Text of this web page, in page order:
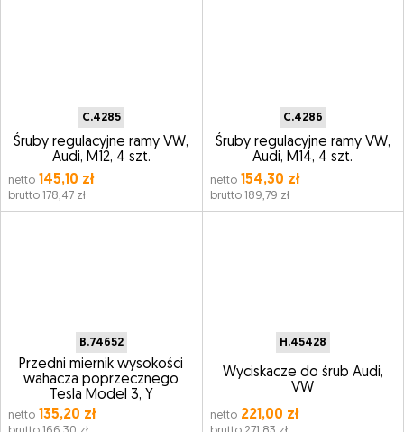
C.4285
Śruby regulacyjne ramy VW,
Audi, M12, 4 szt.
netto 145,10 zł
brutto 178,47 zł
C.4286
Śruby regulacyjne ramy VW,
Audi, M14, 4 szt.
netto154,30 zł
brutto 189,79 zł
B.74652
Przedni miernik wysokości
wahacza poprzecznego
Tesla Model 3, Y
netto 135,20 zł
H.45428
Wyciskacze do śrub Audi,
VW
netto221,00 zł